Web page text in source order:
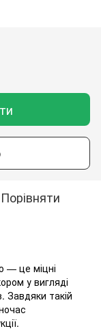
Порівняти
— це міцні
у вигляді
Завдяки такій